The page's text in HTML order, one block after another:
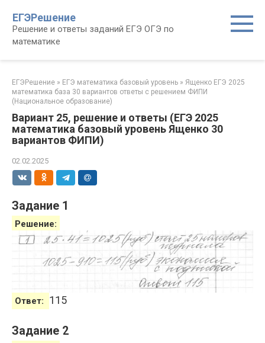
контенту
ЕГЭРешение
Решение и ответы заданий ЕГЭ ОГЭ по
математике
ЕГЭРешение » ЕГЭ математика базовый уровень » Ященко ЕГЭ 2025
математика база 30 вариантов ответы с решением ФИПИ
(Национальное образование)
Вариант 25, решение и ответы (ЕГЭ 2025
математика базовый уровень Ященко 30
вариантов ФИПИ)
02.02.2025
Задание 1
Решение:
Ответ: 115
Задание 2